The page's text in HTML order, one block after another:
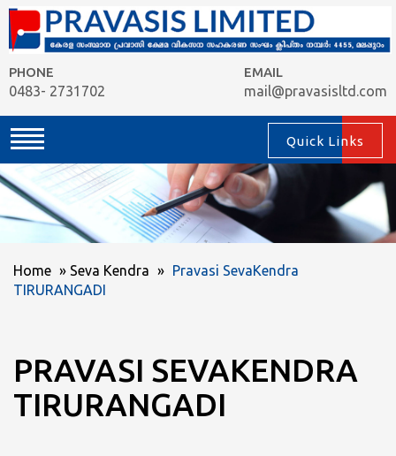
PHONE
0483- 2731702
EMAIL
mail@pravasisltd.com
Quick Links
Home » Seva Kendra » Pravasi SevaKendra
TIRURANGADI
PRAVASI SEVAKENDRA
TIRURANGADI